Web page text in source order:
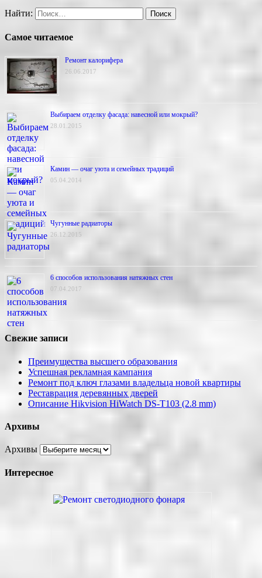
Найти:
Самое читаемое
Ремонт калорифера
26.06.2017
Выбираем отделку фасада: навесной или мокрый?
28.01.2015
Камин — очаг уюта и семейных традиций
05.04.2014
Чугунные радиаторы
26.12.2015
6 способов использования натяжных стен
07.04.2017
Свежие записи
Преимущества высшего образования
Успешная рекламная кампания
Ремонт под ключ глазами владельца новой квартиры
Реставрация деревянных дверей
Описание Hikvision HiWatch DS-T103 (2.8 mm)
Архивы
Архивы
Интересное